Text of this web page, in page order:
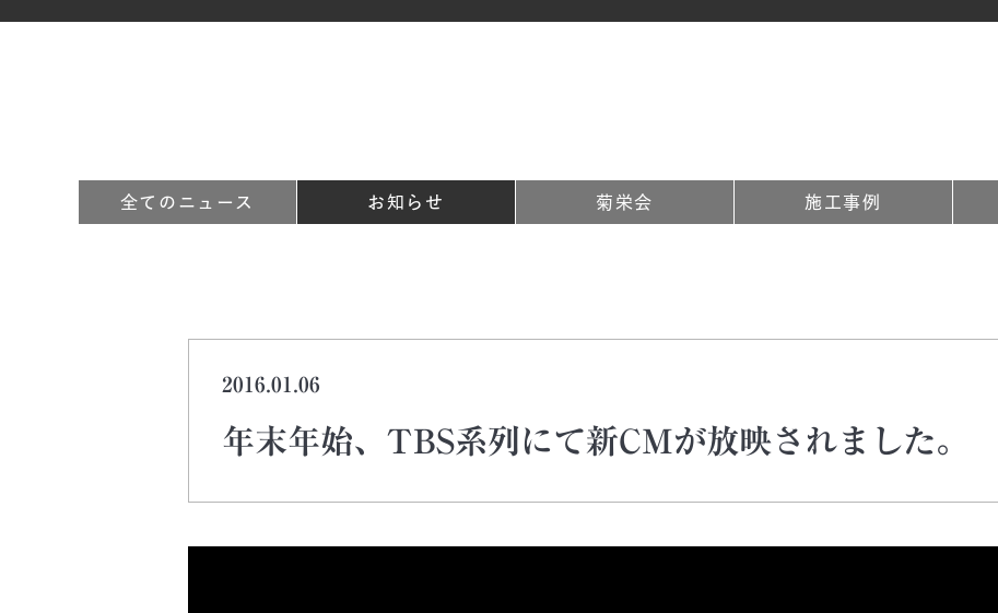
全てのニュース お知らせ 菊栄会 施工事例
2016.01.06
年末年始、TBS系列にて新CMが放映されました。